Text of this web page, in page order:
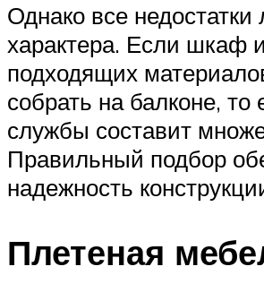
Однако все недостатки
характера. Если шкаф
подходящих
собрать на балконе, то
службы составит
Правильный подбор
надежность
Плетеная